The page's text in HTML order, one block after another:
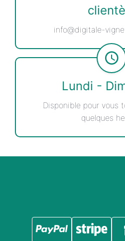
info@digitale-
Lundi -
Disponible pour vous
quelques